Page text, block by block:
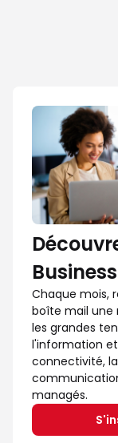
Business
Chaque mois,
boîte mail une
les grandes
l'information
connectivité,
managés.